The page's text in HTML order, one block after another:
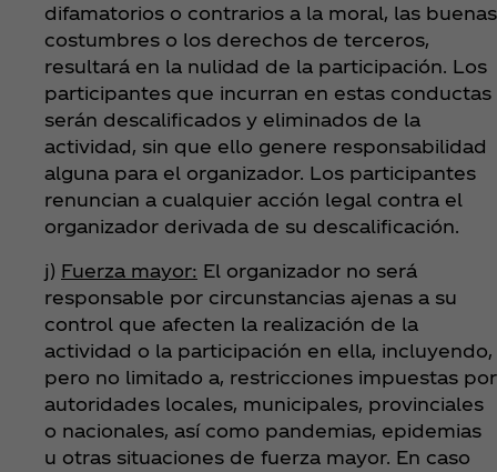
difamatorios o contrarios a la moral, las buenas
costumbres o los derechos de terceros,
resultará en la nulidad de la participación. Los
participantes que incurran en estas conductas
serán descalificados y eliminados de la
actividad, sin que ello genere responsabilidad
alguna para el organizador. Los participantes
renuncian a cualquier acción legal contra el
organizador derivada de su descalificación.
j) Fuerza mayor: El organizador no será
responsable por circunstancias ajenas a su
control que afecten la realización de la
actividad o la participación en ella, incluyendo,
pero no limitado a, restricciones impuestas por
autoridades locales, municipales, provinciales
o nacionales, así como pandemias, epidemias
u otras situaciones de fuerza mayor. En caso